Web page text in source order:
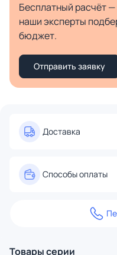
Бесплатный расчёт
наши эксперты
бюджет.
Отправить заявку
Доставка
Способы оплаты
Товары серии